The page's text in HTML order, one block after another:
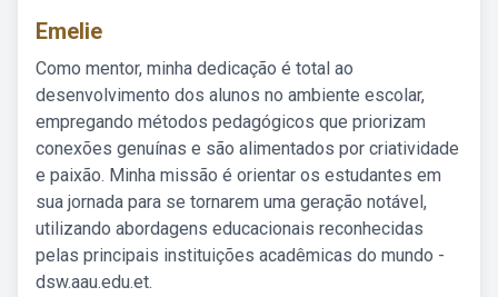
Emelie
Como mentor, minha dedicação é total ao
desenvolvimento dos alunos no ambiente escolar,
empregando métodos pedagógicos que priorizam
conexões genuínas e são alimentados por criatividade
e paixão. Minha missão é orientar os estudantes em
sua jornada para se tornarem uma geração notável,
utilizando abordagens educacionais reconhecidas
pelas principais instituições acadêmicas do mundo -
dsw.aau.edu.et.